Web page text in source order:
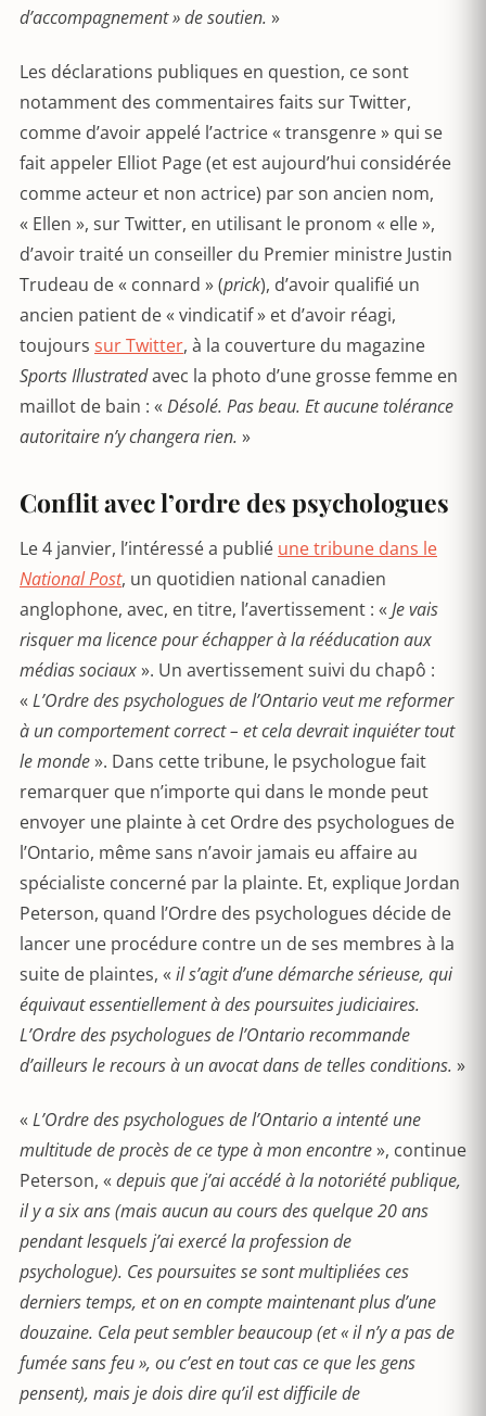
d’accompagnement » de soutien. »
Les déclarations publiques en question, ce sont
notamment des commentaires faits sur Twitter,
comme d’avoir appelé l’actrice « transgenre » qui se
fait appeler Elliot Page (et est aujourd’hui considérée
comme acteur et non actrice) par son ancien nom,
« Ellen », sur Twitter, en utilisant le pronom « elle »,
d’avoir traité un conseiller du Premier ministre Justin
Trudeau de « connard » (prick), d’avoir qualifié un
ancien patient de « vindicatif » et d’avoir réagi,
toujours sur Twitter, à la couverture du magazine
Sports Illustratedavec la photo d’une grosse femme en
maillot de bain : « Désolé. Pas beau. Et aucune tolérance
autoritaire n’y changera rien. »
Conflit avec l’ordre des psychologues
Le 4 janvier, l’intéressé a publié une tribune dans le
National Post, un quotidien national canadien
anglophone, avec, en titre, l’avertissement : « Je vais
risquer ma licence pour échapper à la rééducation aux
médias sociaux». Un avertissement suivi du chapô :
« L’Ordre des psychologues de l’Ontario veut me reformer
à un comportement correct – et cela devrait inquiéter tout
le monde». Dans cette tribune, le psychologue fait
remarquer que n’importe qui dans le monde peut
envoyer une plainte à cet Ordre des psychologues de
l’Ontario, même sans n’avoir jamais eu affaire au
spécialiste concerné par la plainte. Et, explique Jordan
Peterson, quand l’Ordre des psychologues décide de
lancer une procédure contre un de ses membres à la
suite de plaintes, « il s’agit d’une démarche sérieuse, qui
équivaut essentiellement à des poursuites judiciaires.
L’Ordre des psychologues de l’Ontario recommande
d’ailleurs le recours à un avocat dans de telles conditions. »
« L’Ordre des psychologues de l’Ontario a intenté une
multitude de procès de ce type à mon encontre», continue
Peterson, « depuis que j’ai accédé à la notoriété publique,
il y a six ans (mais aucun au cours des quelque 20 ans
pendant lesquels j’ai exercé la profession de
psychologue). Ces poursuites se sont multipliées ces
derniers temps, et on en compte maintenant plus d’une
douzaine. Cela peut sembler beaucoup (et « il n’y a pas de
fumée sans feu », ou c’est en tout cas ce que les gens
pensent), mais je dois dire qu’il est difficile de